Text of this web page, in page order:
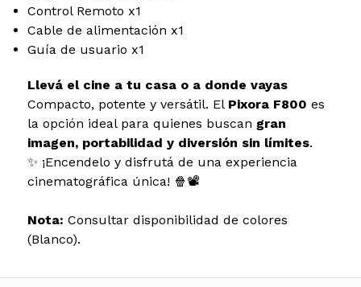
Control Remoto x1
Cable de alimentación x1
Guía de usuario x1
Llevá el cine a tu casa o a donde vayas
Compacto, potente y versátil. El Pixora F800 es
la opción ideal para quienes buscan gran
imagen, portabilidad y diversión sin límites.
✨ ¡Encendelo y disfrutá de una experiencia
cinematográfica única! 🍿📽️
Nota: Consultar disponibilidad de colores
(Blanco).